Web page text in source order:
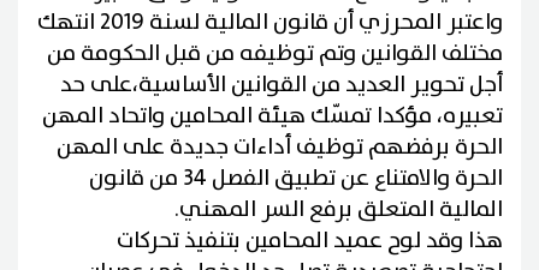
واعتبر المحرزي أن قانون المالية لسنة 2019 انتهك
مختلف القوانين وتم توظيفه من قبل الحكومة من
أجل تحوير العديد من القوانين الأساسية،على حد
تعبيره، مؤكدا تمسّك هيئة المحامين واتحاد المهن
الحرة برفضهم توظيف أداءات جديدة على المهن
الحرة والامتناع عن تطبيق الفصل 34 من قانون
المالية المتعلق برفع السر المهني.
هذا وقد لوح عميد المحامين بتنفيذ تحركات